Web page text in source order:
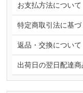
お支払方法について
特定商取引法に基
返品・交換について
出荷日の翌日配達商